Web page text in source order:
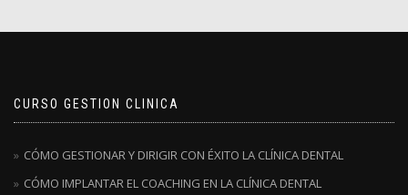
CURSO GESTION CLINICA
CÓMO GESTIONAR Y DIRIGIR CON ÉXITO LA CLÍNICA DENTAL
CÓMO IMPLANTAR EL COACHING EN LA CLÍNICA DENTAL